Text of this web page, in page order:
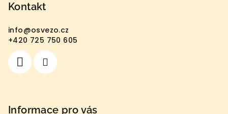
Kontakt
info@osvezo.cz
+420 725 750 605
Informace pro vás